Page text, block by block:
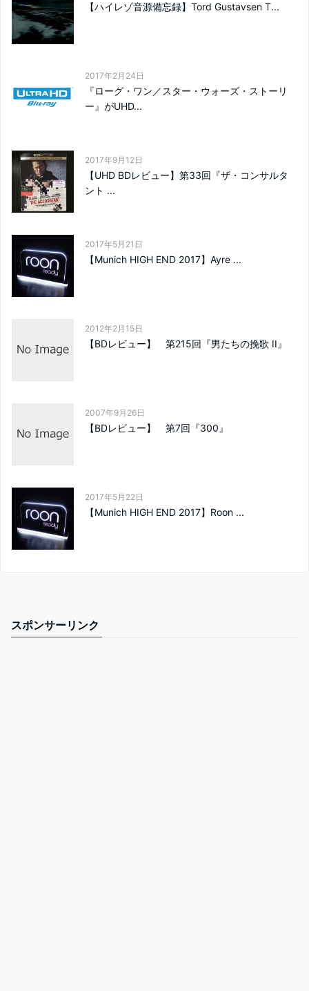
【ハイレゾ音源備忘録】Tord Gustavsen T...
2017年2月24日
『ローグ・ワン／スター・ウォーズ・ストーリ
ー』がUHD...
2017年9月12日
【UHD BDレビュー】第33回『ザ・コンサルタ
ント ...
2017年5月21日
【Munich HIGH END 2017】Ayre ...
2012年2月15日
【BDレビュー】 第215回『男たちの挽歌 II』
2007年9月26日
【BDレビュー】 第7回『300』
2017年5月22日
【Munich HIGH END 2017】Roon ...
スポンサーリンク